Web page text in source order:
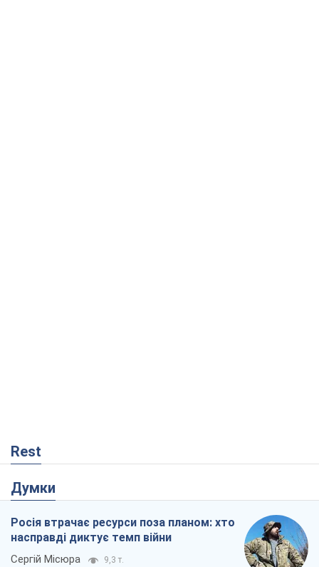
Rest
Думки
Росія втрачає ресурси поза планом: хто
насправді диктує темп війни
Сергій Місюра 9,3 т.